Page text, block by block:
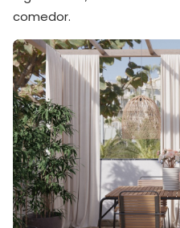
comedor.